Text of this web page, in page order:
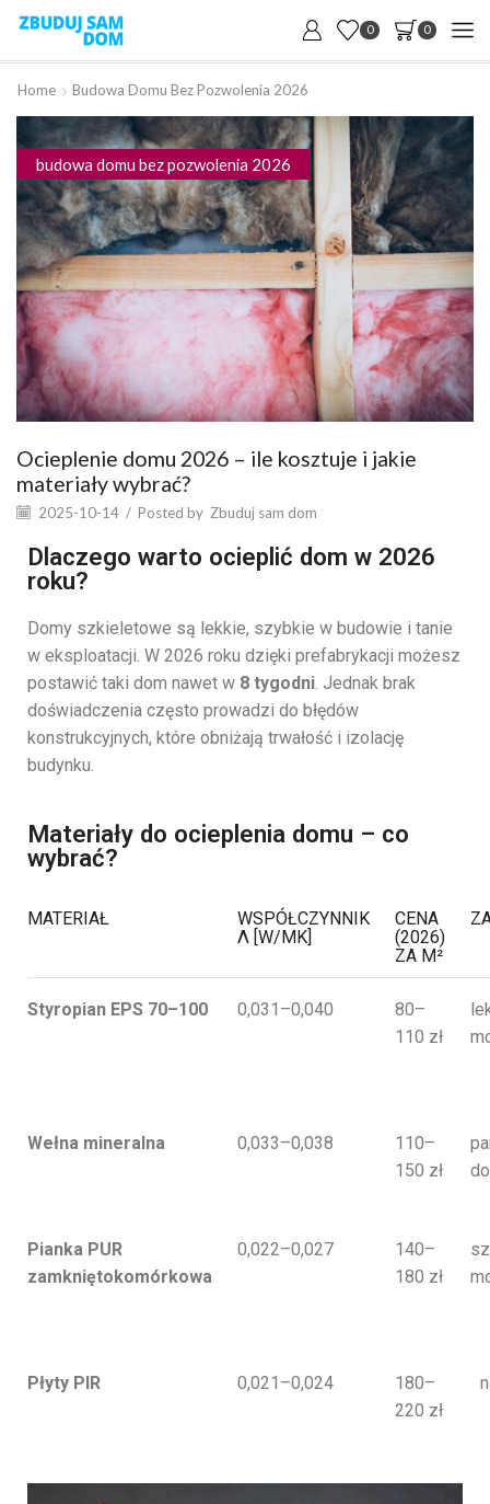
0 0
Home Budowa Domu Bez Pozwolenia 2026
budowa domu bez pozwolenia 2026
Ocieplenie domu 2026 – ile kosztuje i jakie
materiały wybrać?
2025-10-14 / Posted by Zbuduj sam dom
Dlaczego warto ocieplić dom w 2026
roku?
Domy szkieletowe są lekkie, szybkie w budowie i tanie
w eksploatacji. W 2026 roku dzięki prefabrykacji możesz
postawić taki dom nawet w 8 tygodni. Jednak brak
doświadczenia często prowadzi do błędów
konstrukcyjnych, które obniżają trwałość i izolację
budynku.
Materiały do ocieplenia domu – co
wybrać?
MATERIAŁ
WSPÓŁCZYNNIK
Λ [W/MK]
CENA
(2026)
ZA M²
Styropian EPS 70–100 0,031–0,040
80–
110 zł
Wełna mineralna 0,033–0,038
110–
150 zł
Pianka PUR
zamkniętokomórkowa
0,022–0,027
140–
180 zł
Płyty PIR 0,021–0,024
180–
220 zł